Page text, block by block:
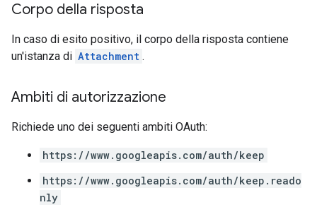
Corpo della risposta
In caso di esito positivo, il corpo della risposta contiene
un'istanza di Attachment .
Ambiti di autorizzazione
Richiede uno dei seguenti ambiti OAuth:
https://www.googleapis.com/auth/keep
https://www.googleapis.com/auth/keep.reado
nly